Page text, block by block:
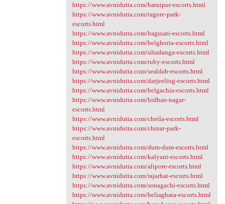
https://www.avnidutta.com/baruipur-escorts.html
https://www.avnidutta.com/tagore-park-
escorts.html
https://www.avnidutta.com/baguiati-escorts.html
https://www.avnidutta.com/belghoria-escorts.html
https://www.avnidutta.com/ultadanga-escorts.html
https://www.avnidutta.com/ruby-escorts.html
https://www.avnidutta.com/sealdah-escorts.html
https://www.avnidutta.com/darjeeling-escorts.html
https://www.avnidutta.com/belgachia-escorts.html
https://www.avnidutta.com/bidhan-nagar-
escorts.html
https://www.avnidutta.com/chetla-escorts.html
https://www.avnidutta.com/chinar-park-
escorts.html
https://www.avnidutta.com/dum-dum-escorts.html
https://www.avnidutta.com/kalyani-escorts.html
https://www.avnidutta.com/alipore-escorts.html
https://www.avnidutta.com/rajarhat-escorts.html
https://www.avnidutta.com/sonagachi-escorts.html
https://www.avnidutta.com/beliaghata-escorts.html